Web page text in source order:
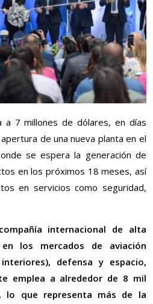
a 7 millones de dólares, en días
de una nueva planta en el
se espera la generación de
en los próximos 18 meses, así
en servicios como seguridad,
internacional de alta
los mercados de aviación
defensa y espacio,
emplea a alrededor de 8 mil
lo que representa más de la